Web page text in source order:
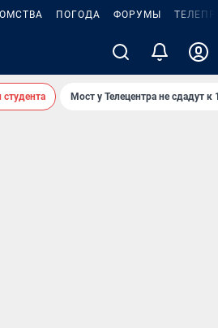
ПОГОДА ФОРУМЫ
Мост у Телецентра не сдадут к